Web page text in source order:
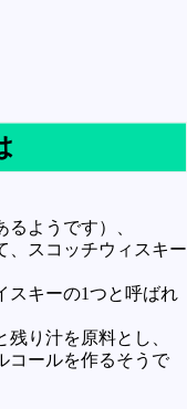
ようです）、
、スコッチウィスキー
スキーの1つと呼ばれ
り汁を原料とし、
コールを作るそうで